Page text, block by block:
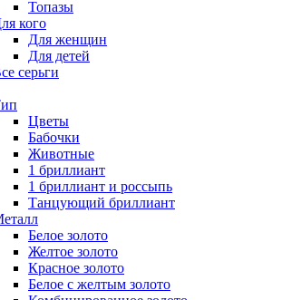
Топазы
кого
Для женщин
Для детей
серьги
Цветы
Бабочки
Животные
1 бриллиант
1 бриллиант и россыпь
Танцующий бриллиант
Белое золото
Желтое золото
Красное золото
Белое с желтым золото